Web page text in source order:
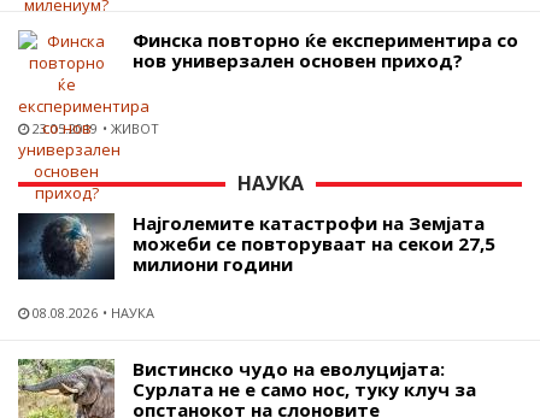
Финска повторно ќе експериментира со
нов универзален основен приход?
23.05.2019 ЖИВОТ
НАУКА
Најголемите катастрофи на Земјата
можеби се повторуваат на секои 27,5
милиони години
08.08.2026 НАУКА
Вистинско чудо на еволуцијата:
Сурлата не е само нос, туку клуч за
опстанокот на слоновите